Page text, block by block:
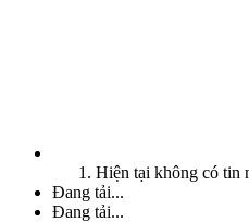
Hiện tại không có tin
Đang tải...
Đang tải...